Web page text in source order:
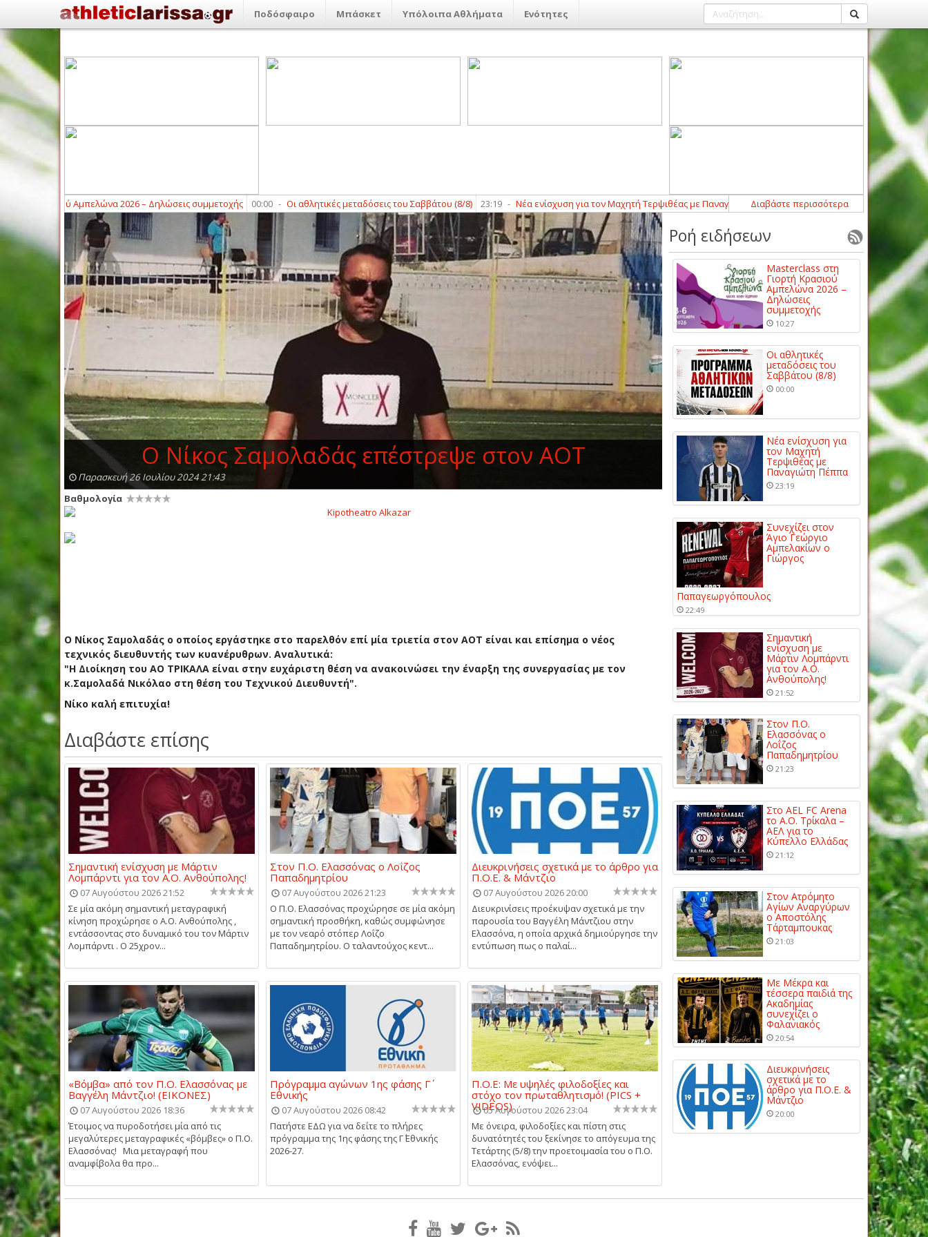
Ποδόσφαιρο Μπάσκετ Υπόλοιπα Αθλήματα Ενότητες
Κρασιού Αμπελώνα 2026 – Δηλώσεις συμμετοχής 00:00 Οι αθλητικές μεταδόσεις του Σαββάτου (8/8) 23:19 - Νέα ενίσχυση για τον Μαχητή Τερψιθέας με Παναγιώτη Πέππα 22:49 - Συνεχίζει στον Άγιο Γεώργιο
Διαβάστε περισσότερα
Ο Νίκος Σαμολαδάς επέστρεψε στον ΑΟΤ
Παρασκευή 26 Ιουλίου 2024 21:43
Βαθμολογία
Ο Νίκος Σαμολαδάς ο οποίος εργάστηκε στο παρελθόν επί μία τριετία στον ΑΟΤ είναι και επίσημα ο νέος
τεχνικός διευθυντής των κυανέρυθρων. Αναλυτικά:
"Η Διοίκηση του ΑΟ ΤΡΙΚΑΛΑ είναι στην ευχάριστη θέση να ανακοινώσει την έναρξη της συνεργασίας με τον
κ.Σαμολαδά Νικόλαο στη θέση του Τεχνικού Διευθυντή".
Νίκο καλή επιτυχία!
Διαβάστε επίσης
Σημαντική ενίσχυση με Μάρτιν
Λομπάρντι για τον Α.Ο. Ανθούπολης!
07 Αυγούστου 2026 21:52
Σε μία ακόμη σημαντική μεταγραφική
κίνηση προχώρησε ο Α.Ο. Ανθούπολης ,
εντάσσοντας στο δυναμικό του τον Μάρτιν
Λομπάρντι . Ο 25χρον...
Στον Π.Ο. Ελασσόνας ο Λοΐζος
Παπαδημητρίου
07 Αυγούστου 2026 21:23
Ο Π.Ο. Ελασσόνας προχώρησε σε μία ακόμη
σημαντική προσθήκη, καθώς συμφώνησε
με τον νεαρό στόπερ Λοΐζο
Παπαδημητρίου. Ο ταλαντούχος κεντ...
Διευκρινήσεις σχετικά με το άρθρο για
Π.Ο.Ε. & Μάντζιο
07 Αυγούστου 2026 20:00
Διευκρινίσεις προέκυψαν σχετικά με την
παρουσία του Βαγγέλη Μάντζιου στην
Ελασσόνα, η οποία αρχικά δημιούργησε την
εντύπωση πως ο παλαί...
«Βόμβα» από τον Π.Ο. Ελασσόνας με
Βαγγέλη Μάντζιο! (ΕΙΚΟΝΕΣ)
07 Αυγούστου 2026 18:36
Έτοιμος να πυροδοτήσει μία από τις
μεγαλύτερες μεταγραφικές «βόμβες» ο Π.Ο.
Ελασσόνας! Μια μεταγραφή που
αναμφίβολα θα προ...
Πρόγραμμα αγώνων 1ης φάσης Γ΄
Εθνικής
07 Αυγούστου 2026 08:42
Πατήστε ΕΔΩ για να δείτε το πλήρες
πρόγραμμα της 1ης φάσης της Γ΄ Εθνικής
2026-27.
Π.Ο.Ε: Με υψηλές φιλοδοξίες και
στόχο τον πρωταθλητισμό! (PICS +
VIDEOS)
05 Αυγούστου 2026 23:04
Με όνειρα, φιλοδοξίες και πίστη στις
δυνατότητές του ξεκίνησε το απόγευμα της
Τετάρτης (5/8) την προετοιμασία του ο Π.Ο.
Ελασσόνας, ενόψει...
Ροή ειδήσεων
Masterclass στη
Γιορτή Κρασιού
Αμπελώνα 2026 –
Δηλώσεις
συμμετοχής
10:27
Οι αθλητικές
μεταδόσεις του
Σαββάτου (8/8)
00:00
Νέα ενίσχυση για
τον Μαχητή
Τερψιθέας με
Παναγιώτη Πέππα
23:19
Συνεχίζει στον
Άγιο Γεώργιο
Αμπελακίων ο
Γιώργος
Παπαγεωργόπουλος
22:49
Σημαντική
ενίσχυση με
Μάρτιν Λομπάρντι
για τον Α.Ο.
Ανθούπολης!
21:52
Στον Π.Ο.
Ελασσόνας ο
Λοΐζος
Παπαδημητρίου
21:23
Στο AEL FC Arena
το Α.Ο. Τρίκαλα –
ΑΕΛ για το
Κύπελλο Ελλάδας
21:12
Στον Ατρόμητο
Αγίων Αναργύρων
ο Αποστόλης
Τάρταμπουκας
21:03
Με Μέκρα και
τέσσερα παιδιά της
Ακαδημίας
συνεχίζει ο
Φαλανιακός
20:54
Διευκρινήσεις
σχετικά με το
άρθρο για Π.Ο.Ε. &
Μάντζιο
20:00